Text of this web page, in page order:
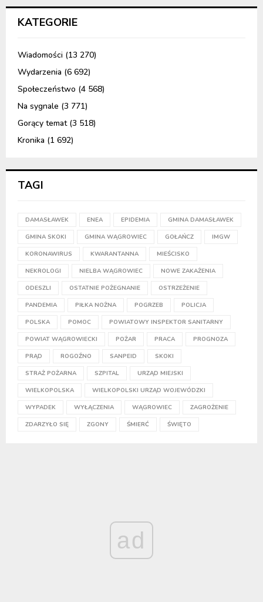
KATEGORIE
Wiadomości (13 270)
Wydarzenia (6 692)
Społeczeństwo (4 568)
Na sygnale (3 771)
Gorący temat(3 518)
Kronika (1 692)
TAGI
DAMASŁAWEK ENEA EPIDEMIA GMINA DAMASŁAWEK
GMINA SKOKI GMINA WĄGROWIEC GOŁAŃCZ IMGW
KORONAWIRUS KWARANTANNA MIEŚCISKO
NEKROLOGI NIELBA WĄGROWIEC NOWE ZAKAŻENIA
ODESZLI OSTATNIE POŻEGNANIE OSTRZEŻENIE
PANDEMIA PIŁKA NOŻNA POGRZEB POLICJA
POLSKA POMOC POWIATOWY INSPEKTOR SANITARNY
POWIAT WĄGROWIECKI POŻAR PRACA PROGNOZA
PRĄD ROGOŹNO SANPEID SKOKI
STRAŻ POŻARNA SZPITAL URZĄD MIEJSKI
WIELKOPOLSKA WIELKOPOLSKI URZĄD WOJEWÓDZKI
WYPADEK WYŁĄCZENIA WĄGROWIEC ZAGROŻENIE
ZDARZYŁO SIĘ ZGONY ŚMIERĆ ŚWIĘTO
ad